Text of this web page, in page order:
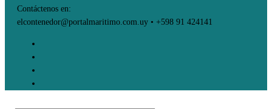
Contáctenos en:
elcontenedor@portalmaritimo.com.uy • +598 91 424141